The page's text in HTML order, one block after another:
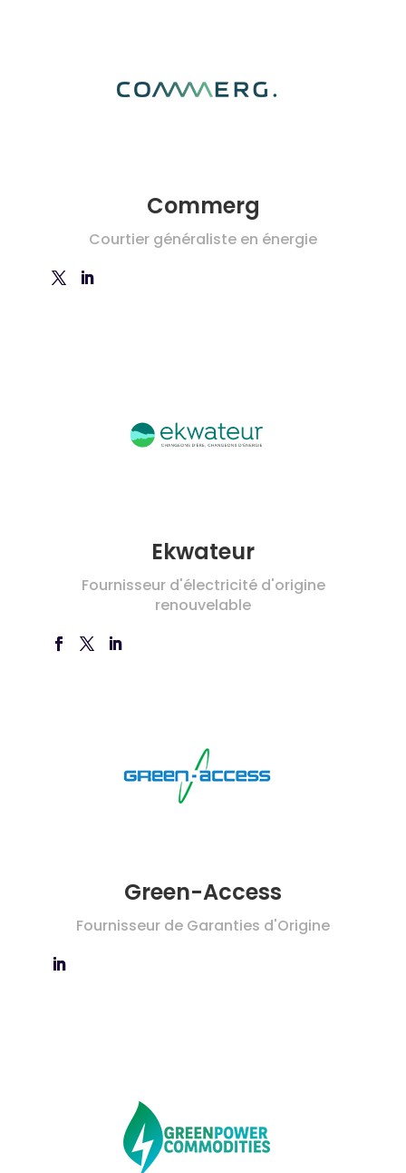
Commerg
Courtier généraliste en énergie
Ekwateur
Fournisseur d'électricité d'origine
renouvelable
Green-Access
Fournisseur de Garanties d'Origine